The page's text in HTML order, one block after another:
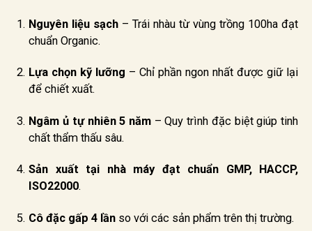
Nguyên liệu sạch – Trái nhàu từ vùng trồng 100ha đạt
chuẩn Organic.
Lựa chọn kỹ lưỡng – Chỉ phần ngon nhất được giữ lại
để chiết xuất.
Ngâm ủ tự nhiên 5 năm – Quy trình đặc biệt giúp tinh
chất thẩm thấu sâu.
Sản xuất tại nhà máy đạt chuẩn GMP, HACCP,
ISO22000.
Cô đặc gấp 4 lần so với các sản phẩm trên thị trường.